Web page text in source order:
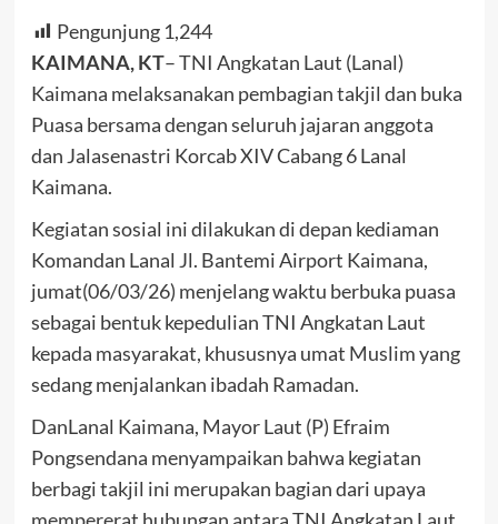
Pengunjung 1,244
KAIMANA, KT– TNI Angkatan Laut (Lanal)
Kaimana melaksanakan pembagian takjil dan buka
Puasa bersama dengan seluruh jajaran anggota
dan Jalasenastri Korcab XIV Cabang 6 Lanal
Kaimana.
Kegiatan sosial ini dilakukan di depan kediaman
Komandan Lanal Jl. Bantemi Airport Kaimana,
jumat(06/03/26) menjelang waktu berbuka puasa
sebagai bentuk kepedulian TNI Angkatan Laut
kepada masyarakat, khususnya umat Muslim yang
sedang menjalankan ibadah Ramadan.
DanLanal Kaimana, Mayor Laut (P) Efraim
Pongsendana menyampaikan bahwa kegiatan
berbagi takjil ini merupakan bagian dari upaya